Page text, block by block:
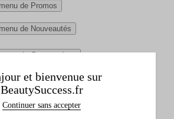
de Promos
de Nouveautés
de Carte cadeau
de Collection Beauty Success
de L'INSTITUT
et bienvenue sur
BeautySuccess.fr
Continuer sans accepter